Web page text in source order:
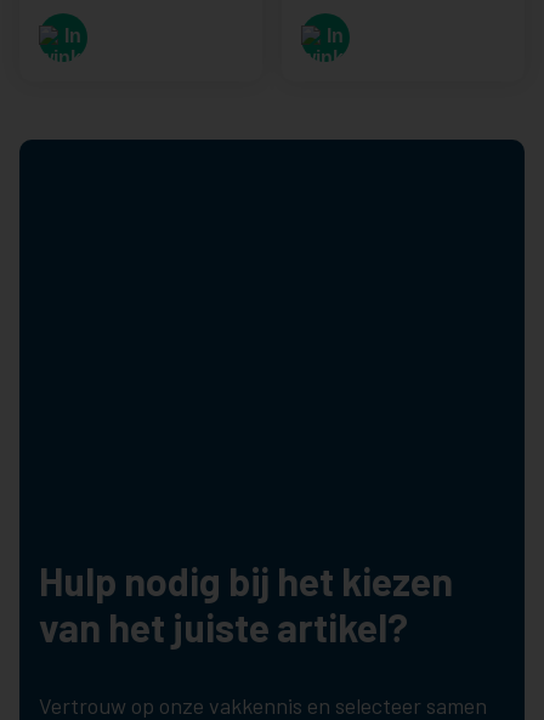
Hulp nodig bij het kiezen
van het juiste artikel?
Vertrouw op onze vakkennis en selecteer samen